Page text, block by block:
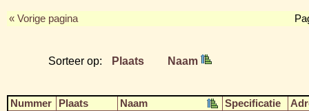
« Vorige pagina
Sorteer op: Plaats Naam
Nummer Plaats Naam Specificatie